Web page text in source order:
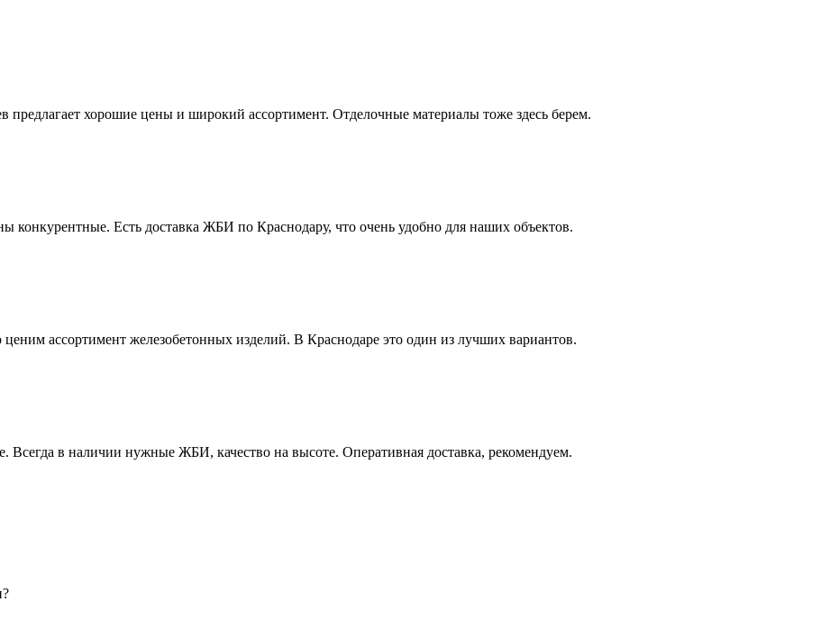
предлагает хорошие цены и широкий ассортимент. Отделочные материалы тоже здесь берем.
Есть доставка ЖБИ по Краснодару, что очень удобно для наших объектов.
ассортимент железобетонных изделий. В Краснодаре это один из лучших вариантов.
в наличии нужные ЖБИ, качество на высоте. Оперативная доставка, рекомендуем.